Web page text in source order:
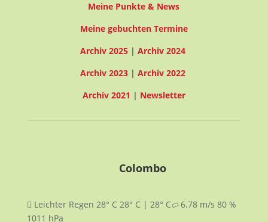
Meine Punkte & News
Meine gebuchten Termine
Archiv 2025| Archiv 2024
Archiv 2023| Archiv 2022
Archiv 2021 | Newsletter
Colombo
Leichter Regen 28° C 28° C | 28° C 6.78 m/s 80 %
1011 hPa